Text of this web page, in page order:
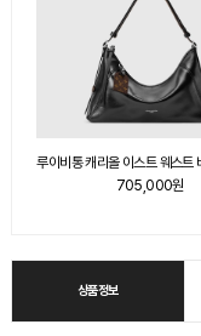
679,000원
상품정보